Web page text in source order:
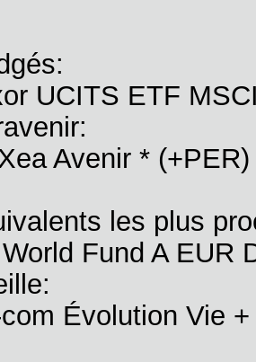
UCITS ETF
Avenir * (+PER)
les plus
Fund A EUR
Évolution Vie